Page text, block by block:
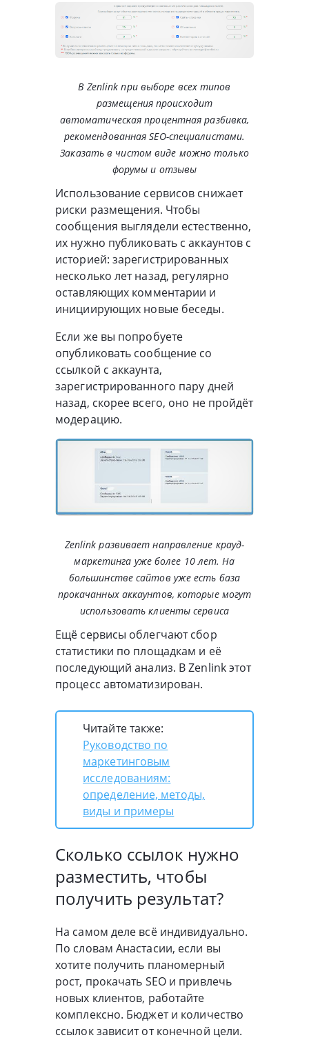
В Zenlink при выборе всех типов
размещения происходит
автоматическая процентная разбивка,
рекомендованная SEO-специалистами.
Заказать в чистом виде можно только
форумы и отзывы
Использование сервисов снижает
риски размещения. Чтобы
сообщения выглядели естественно,
их нужно публиковать с аккаунтов с
историей: зарегистрированных
несколько лет назад, регулярно
оставляющих комментарии и
инициирующих новые беседы.
Если же вы попробуете
опубликовать сообщение со
ссылкой с аккаунта,
зарегистрированного пару дней
назад, скорее всего, оно не пройдёт
модерацию.
Zenlink развивает направление крауд-
маркетинга уже более 10 лет. На
большинстве сайтов уже есть база
прокачанных аккаунтов, которые могут
использовать клиенты сервиса
Ещё сервисы облегчают сбор
статистики по площадкам и её
последующий анализ. В Zenlink этот
процесс автоматизирован.
Читайте также:
Руководство по
маркетинговым
исследованиям:
определение, методы,
виды и примеры
Сколько ссылок нужно
разместить, чтобы
получить результат?
На самом деле всё индивидуально.
По словам Анастасии, если вы
хотите получить планомерный
рост, прокачать SEO и привлечь
новых клиентов, работайте
комплексно. Бюджет и количество
ссылок зависит от конечной цели.